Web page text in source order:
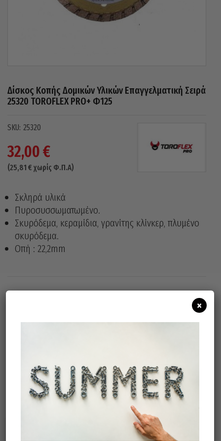
Δίσκος Κοπής Δομικών Υλικών Επαγγελματική Σειρά
25320 TOROFLEX PRO+ Φ125
25320
32,00€
(25,81 € χωρίς Φ.Π.Α)
Σκληρά υλικά
Πυροσυσσωματωμένο.
Σκυρόδεμα, κεραμίδια, γρανίτης κλίνκερ, πλυμένο
σκυρόδεμα.
Οπή : 22,2mm
Σχετικά προϊόντα
×